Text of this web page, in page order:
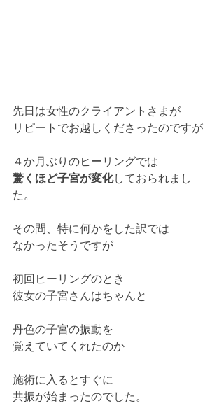
先日は女性のクライアントさまが
リピートでお越しくださったのですが
４か月ぶりのヒーリングでは
驚くほど子宮が変化しておられまし
た。
その間、特に何かをした訳では
なかったそうですが
初回ヒーリングのとき
彼女の子宮さんはちゃんと
丹色の子宮の振動を
覚えていてくれたのか
施術に入るとすぐに
共振が始まったのでした。